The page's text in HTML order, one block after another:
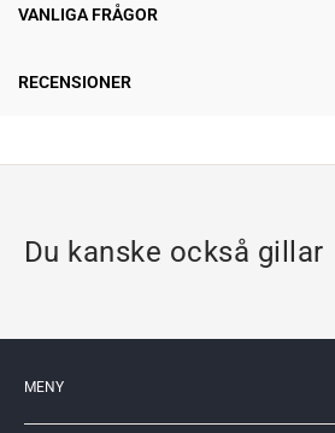
VANLIGA FRÅGOR
RECENSIONER
Du kanske också gillar
MENY